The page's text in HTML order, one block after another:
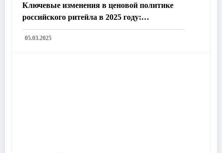
Ключевые изменения в ценовой политике
российского ритейла в 2025 году:
Технологии, законодательство и рыночные
тренды
05.03.2025